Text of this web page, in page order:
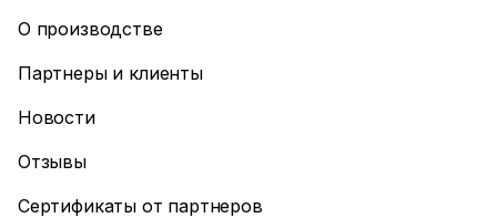
О производстве
Партнеры и клиенты
Новости
Отзывы
Сертификаты от партнеров